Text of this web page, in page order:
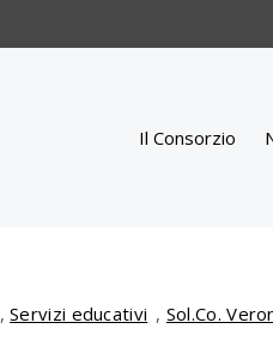
Il Consorzio
,Servizi educativi , Sol.Co.